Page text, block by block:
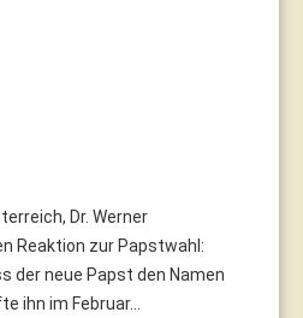
Dr. Werner
Reaktion zur Papstwahl:
der neue Papst den Namen
ihn im Februar...